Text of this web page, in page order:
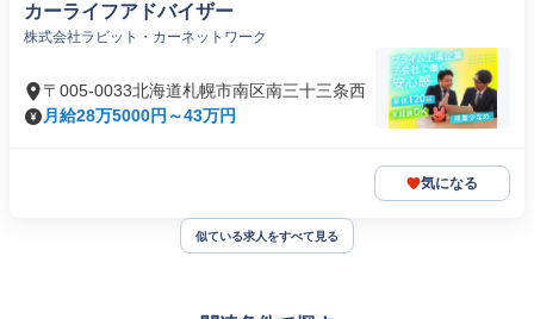
カーライフアドバイザー
株式会社ラビット・カーネットワーク
〒005-0033北海道札幌市南区南三十三条西
月給28万5000円～43万円
気になる
似ている求人をすべて見る